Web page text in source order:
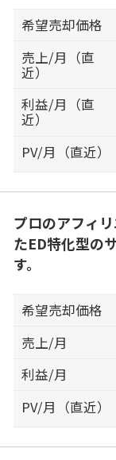
希望売却価格
売上/月（直
近）
利益/月（直
近）
PV/月（直近）
プロのアフィ
たED特化型の
す。
希望売却価格
売上/月
利益/月
PV/月（直近）